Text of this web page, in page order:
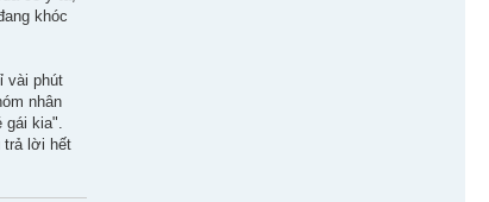
khóc
vài phút
nhân
kia".
trả lời hết